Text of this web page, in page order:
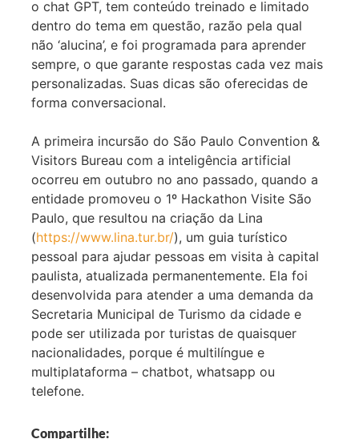
o chat GPT, tem conteúdo treinado e limitado
dentro do tema em questão, razão pela qual
não ‘alucina’, e foi programada para aprender
sempre, o que garante respostas cada vez mais
personalizadas. Suas dicas são oferecidas de
forma conversacional.
A primeira incursão do São Paulo Convention &
Visitors Bureau com a inteligência artificial
ocorreu em outubro no ano passado, quando a
entidade promoveu o 1º Hackathon Visite São
Paulo, que resultou na criação da Lina
(https://www.lina.tur.br/), um guia turístico
pessoal para ajudar pessoas em visita à capital
paulista, atualizada permanentemente. Ela foi
desenvolvida para atender a uma demanda da
Secretaria Municipal de Turismo da cidade e
pode ser utilizada por turistas de quaisquer
nacionalidades, porque é multilíngue e
multiplataforma – chatbot, whatsapp ou
telefone.
Compartilhe: